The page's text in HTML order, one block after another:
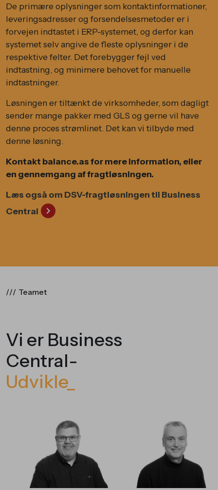
De primære oplysninger som kontaktinformationer,
leveringsadresser og forsendelsesmetoder er i
forvejen indtastet i ERP-systemet, og derfor kan
systemet selv angive de fleste oplysninger i de
respektive felter. Det forebygger fejl ved
indtastning, og minimere behovet for manuelle
indtastninger.
Løsningen er tiltænkt de virksomheder, som dagligt
sender mange pakker med GLS og gerne vil have
denne proces strømlinet. Det kan vi tilbyde med
denne løsning.
Kontakt balance.as for mere information, eller
en gennemgang af fragtløsningen.
Læs også om DSV-fragtløsningen til Business
Central
chevron_right
/// Teamet
Vi er Business
Central-
Ud_